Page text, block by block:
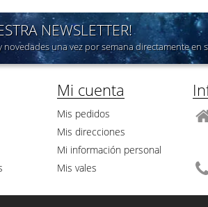
NEWSLETTER!
novedades una vez por semana directamente en
Mi cuenta
Mis pedidos
Mis direcciones
Mi información personal
Mis vales